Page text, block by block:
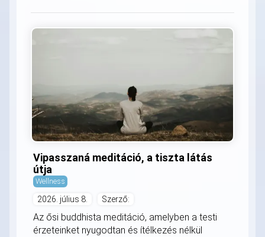
Vipasszaná meditáció, a tiszta látás
útja
Wellness
2026. július 8. Szerző:
Az ősi buddhista meditáció, amelyben a testi
érzeteinket nyugodtan és ítélkezés nélkül